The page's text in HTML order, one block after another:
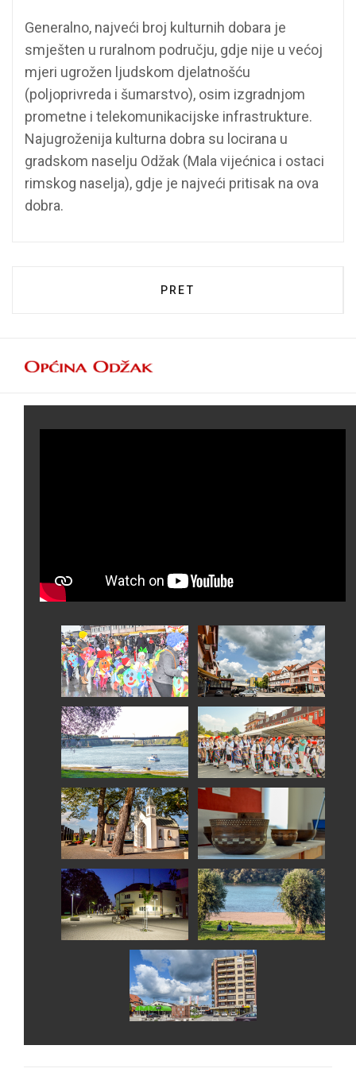
Generalno, najveći broj kulturnih dobara je
smješten u ruralnom području, gdje nije u većoj
mjeri ugrožen ljudskom djelatnošću
(poljoprivreda i šumarstvo), osim izgradnjom
prometne i telekomunikacijske infrastrukture.
Najugroženija kulturna dobra su locirana u
gradskom naselju Odžak (Mala vijećnica i ostaci
rimskog naselja), gdje je najveći pritisak na ova
dobra.
PRETHODNI ČLANAK:
PRET